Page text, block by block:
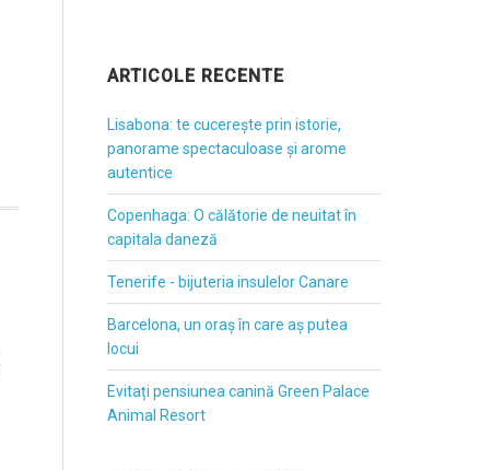
ARTICOLE RECENTE
Lisabona: te cucerește prin istorie,
panorame spectaculoase și arome
autentice
Copenhaga: O călătorie de neuitat în
capitala daneză
Tenerife - bijuteria insulelor Canare
Barcelona, un oraș în care aș putea
locui
Evitați pensiunea canină Green Palace
Animal Resort